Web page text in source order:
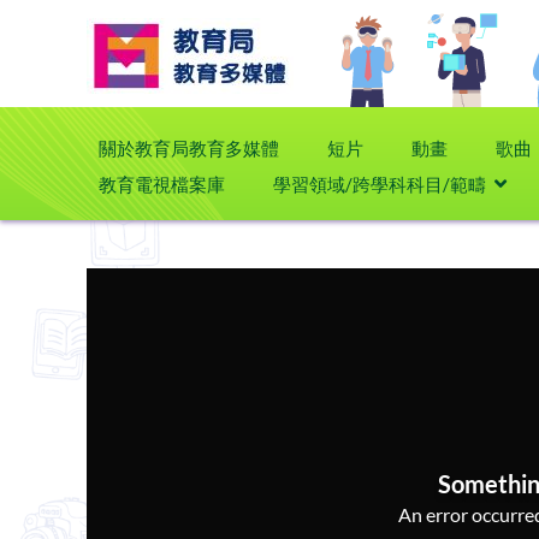
關於教育局教育多媒體 短片 動畫
歌曲
教育電視檔案庫
學習領域/跨學科科目/範疇
An error